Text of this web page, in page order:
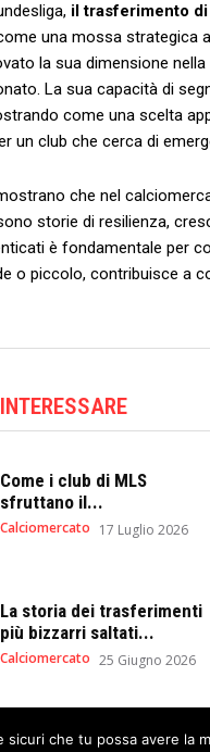
il trasferimento
una mossa strategica
la sua dimensione
La sua ⁤capacità di
come una scelta
un club che cerca di
che nel
storie di resilienza,⁣
⁣è fondamentale per⁤
o piccolo, contribuisce a
Come i club di MLS
sfruttano il...
Calciomercato 17 Luglio 2026
La storia dei trasferimenti
più bizzarri saltati...
Calciomercato 25 Giugno 2026
sicuri che tu possa avere la